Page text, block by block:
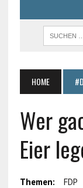
HOME
Wer
Eier
Themen: FDP